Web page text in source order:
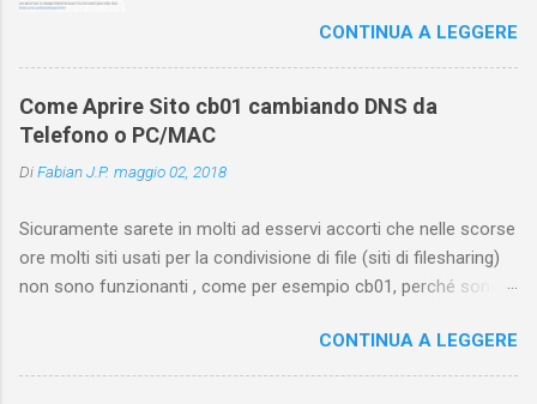
nessuna voce del tipo " cronologia commenti
YouTube " o cose simili? Vuoi sapere come
farlo sia se accedi dal tuo computer (PC/Mac)
oppure tramite smartphone (Android o iPhone)
usando l'app ? In questa guida ti mostrerò dove
trovare i propri commenti di YouTube , ossia
Ovviamente la risposta é positiva ma mi ci è
voluto un bel po' di tempo prima di trovare
questa funzione di YouTube perché è anche
chiamare questo "posto". Vediamo quindi
subito come visualizzare i vostri commenti di
CONTINUA A LEGGERE
Come Aprire Sito cb01 cambiando DNS da
Telefono o PC/MAC
DiFabian J.P. maggio 02, 2018
Sicuramente sarete in molti ad esservi accorti che nelle scorse
ore molti siti usati per la condivisione di file (siti di filesharing)
non sono funzionanti , come per esempio cb01, perché sono
Telecom Italia, Infostrada, Vodafone e Fastweb. Ma abbiamo
comunque una soluzione per coloro che usano DNS italiani
CONTINUA A LEGGERE